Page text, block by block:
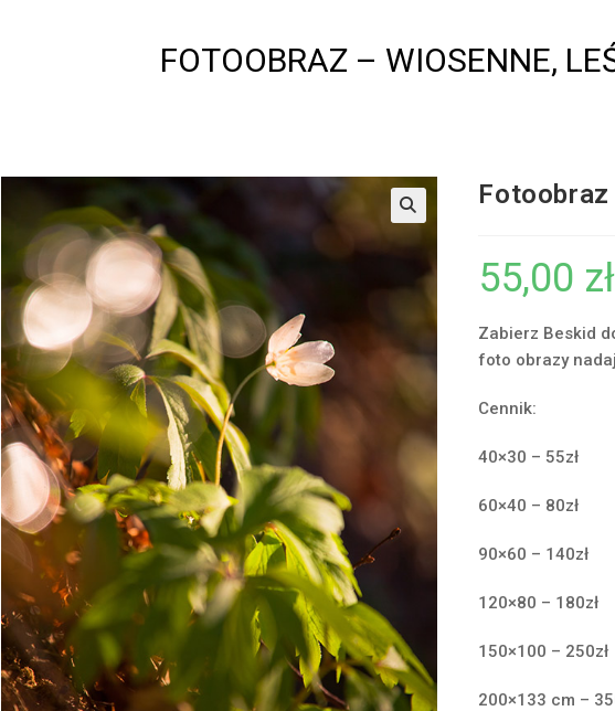
FOTOOBRAZ – WIOSENNE,
55,00 zł
Zabierz Beskid
foto obrazy
Cennik:
40×30 – 55zł
60×40 – 80zł
90×60 – 140zł
120×80 – 180zł
150×100 – 250zł
200×133 cm –